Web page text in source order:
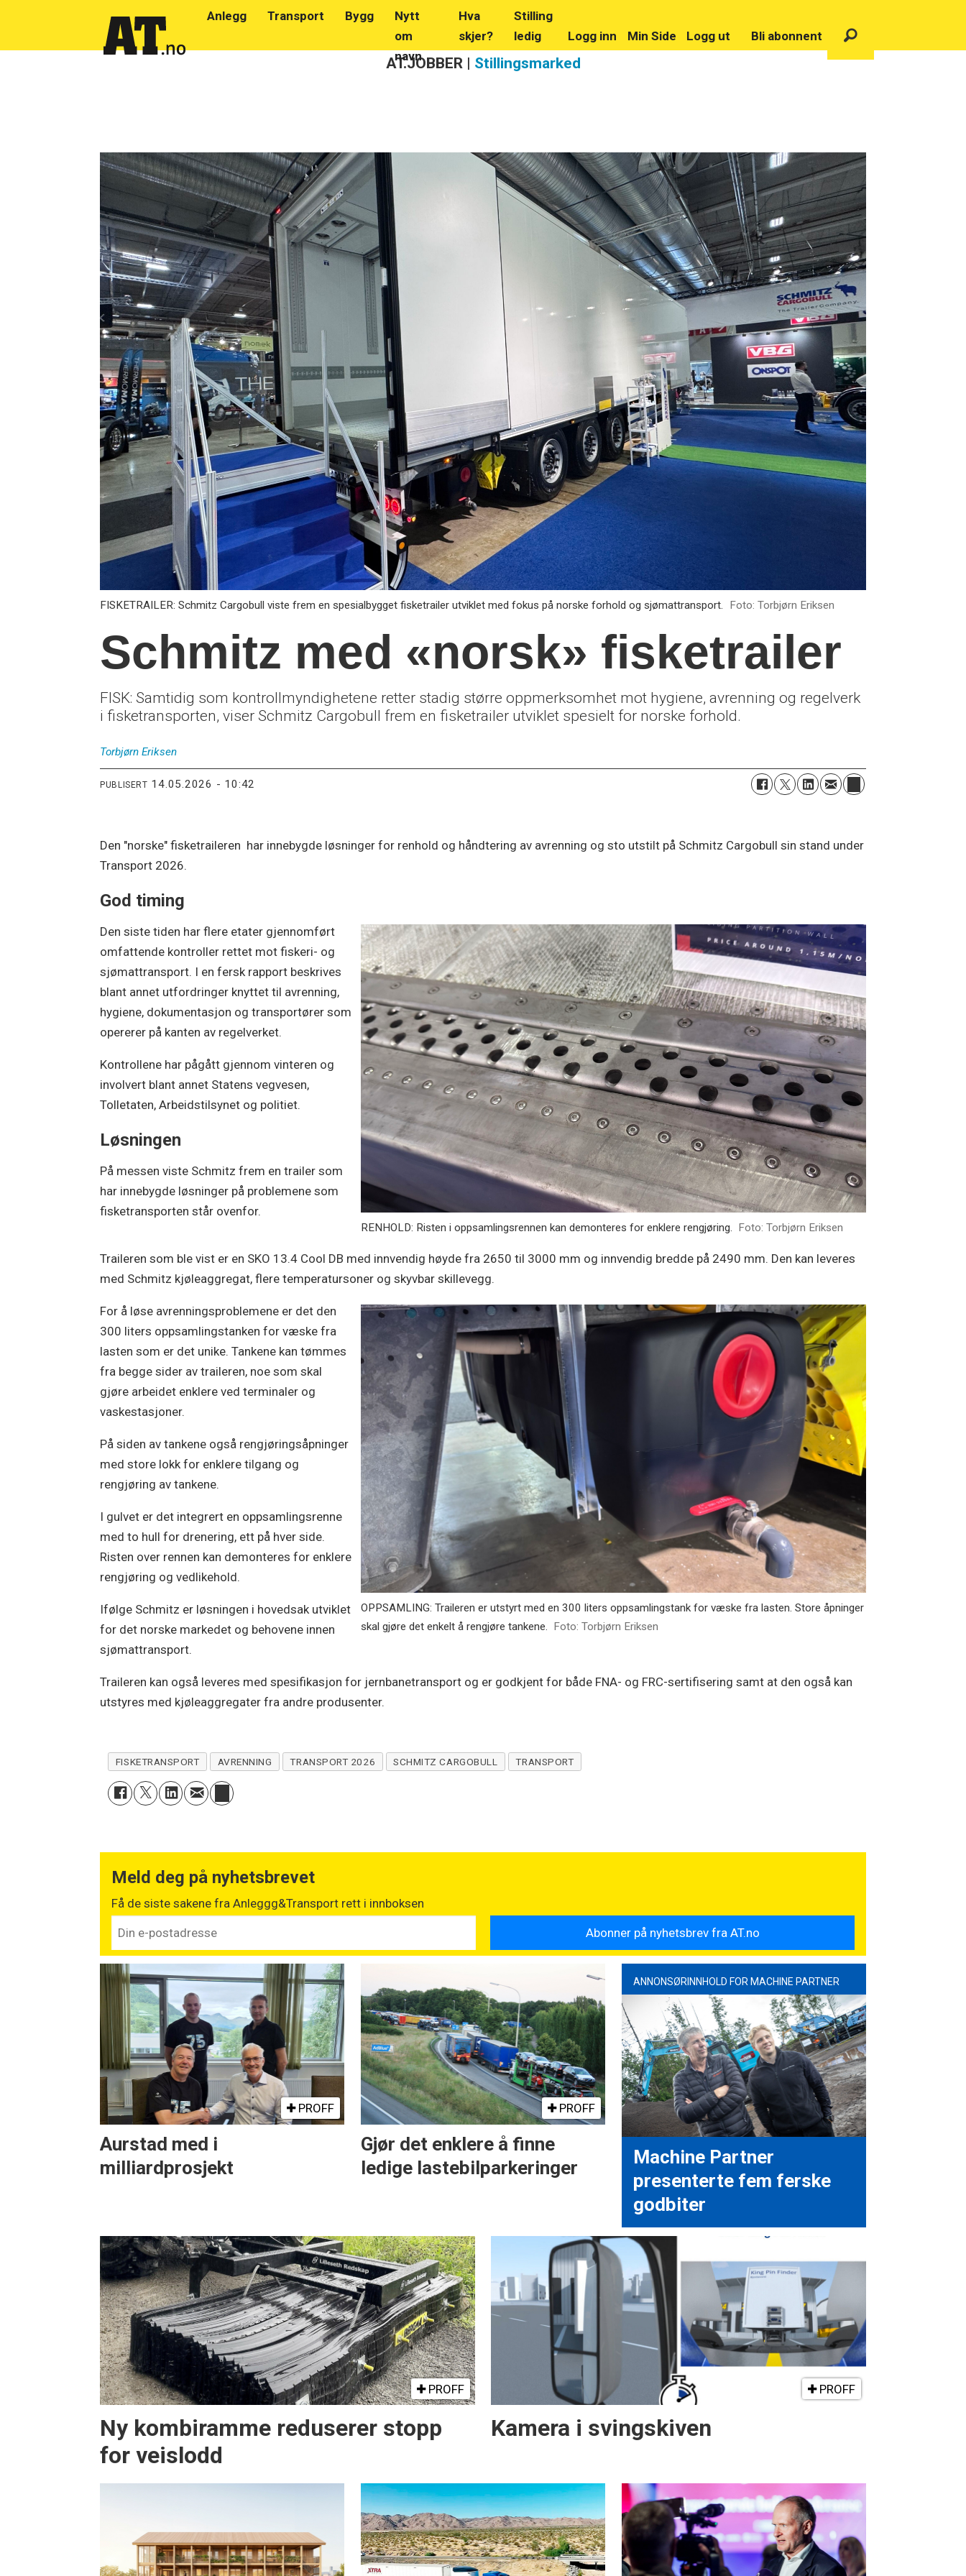
Anlegg Transport Bygg
Nytt
om
navn
Hva
skjer?
Stilling
ledig
Logg inn Min Side Logg ut Bli abonnent
AT.JOBBER | Stillingsmarked
FISKETRAILER: Schmitz Cargobull viste frem en spesialbygget fisketrailer utviklet med fokus på norske forhold og sjømattransport. Foto: Torbjørn Eriksen
Schmitz med «norsk» fisketrailer
FISK: Samtidig som kontrollmyndighetene retter stadig større oppmerksomhet mot hygiene, avrenning og regelverk
i fisketransporten, viser Schmitz Cargobull frem en fisketrailer utviklet spesielt for norske forhold.
Torbjørn Eriksen
PUBLISERT 14.05.2026 - 10:42
Den "norske" fisketraileren har innebygde løsninger for renhold og håndtering av avrenning og sto utstilt på Schmitz Cargobull sin stand under
Transport 2026.
God timing
RENHOLD: Risten i oppsamlingsrennen kan demonteres for enklere rengjøring. Foto: Torbjørn Eriksen
Den siste tiden har flere etater gjennomført
omfattende kontroller rettet mot fiskeri- og
sjømattransport. I en fersk rapport beskrives
blant annet utfordringer knyttet til avrenning,
hygiene, dokumentasjon og transportører som
opererer på kanten av regelverket.
Kontrollene har pågått gjennom vinteren og
involvert blant annet Statens vegvesen,
Tolletaten, Arbeidstilsynet og politiet.
Løsningen
På messen viste Schmitz frem en trailer som
har innebygde løsninger på problemene som
fisketransporten står ovenfor.
Traileren som ble vist er en SKO 13.4 Cool DB med innvendig høyde fra 2650 til 3000 mm og innvendig bredde på 2490 mm. Den kan leveres
med Schmitz kjøleaggregat, flere temperatursoner og skyvbar skillevegg.
OPPSAMLING: Traileren er utstyrt med en 300 liters oppsamlingstank for væske fra lasten. Store åpninger
skal gjøre det enkelt å rengjøre tankene. Foto: Torbjørn Eriksen
For å løse avrenningsproblemene er det den
300 liters oppsamlingstanken for væske fra
lasten som er det unike. Tankene kan tømmes
fra begge sider av traileren, noe som skal
gjøre arbeidet enklere ved terminaler og
vaskestasjoner.
På siden av tankene også rengjøringsåpninger
med store lokk for enklere tilgang og
rengjøring av tankene.
I gulvet er det integrert en oppsamlingsrenne
med to hull for drenering, ett på hver side.
Risten over rennen kan demonteres for enklere
rengjøring og vedlikehold.
Ifølge Schmitz er løsningen i hovedsak utviklet
for det norske markedet og behovene innen
sjømattransport.
Traileren kan også leveres med spesifikasjon for jernbanetransport og er godkjent for både FNA- og FRC-sertifisering samt at den også kan
utstyres med kjøleaggregater fra andre produsenter.
FISKETRANSPORT AVRENNING TRANSPORT 2026 SCHMITZ CARGOBULL TRANSPORT
Meld deg på nyhetsbrevet
Få de siste sakene fra Anleggg&Transport rett i innboksen
PROFF
Aurstad med i
milliardprosjekt
PROFF
Gjør det enklere å finne
ledige lastebilparkeringer
ANNONSØRINNHOLD FOR MACHINE PARTNER
Machine Partner
presenterte fem ferske
godbiter
PROFF
Ny kombiramme reduserer stopp
for veislodd
PROFF
Kamera i svingskiven